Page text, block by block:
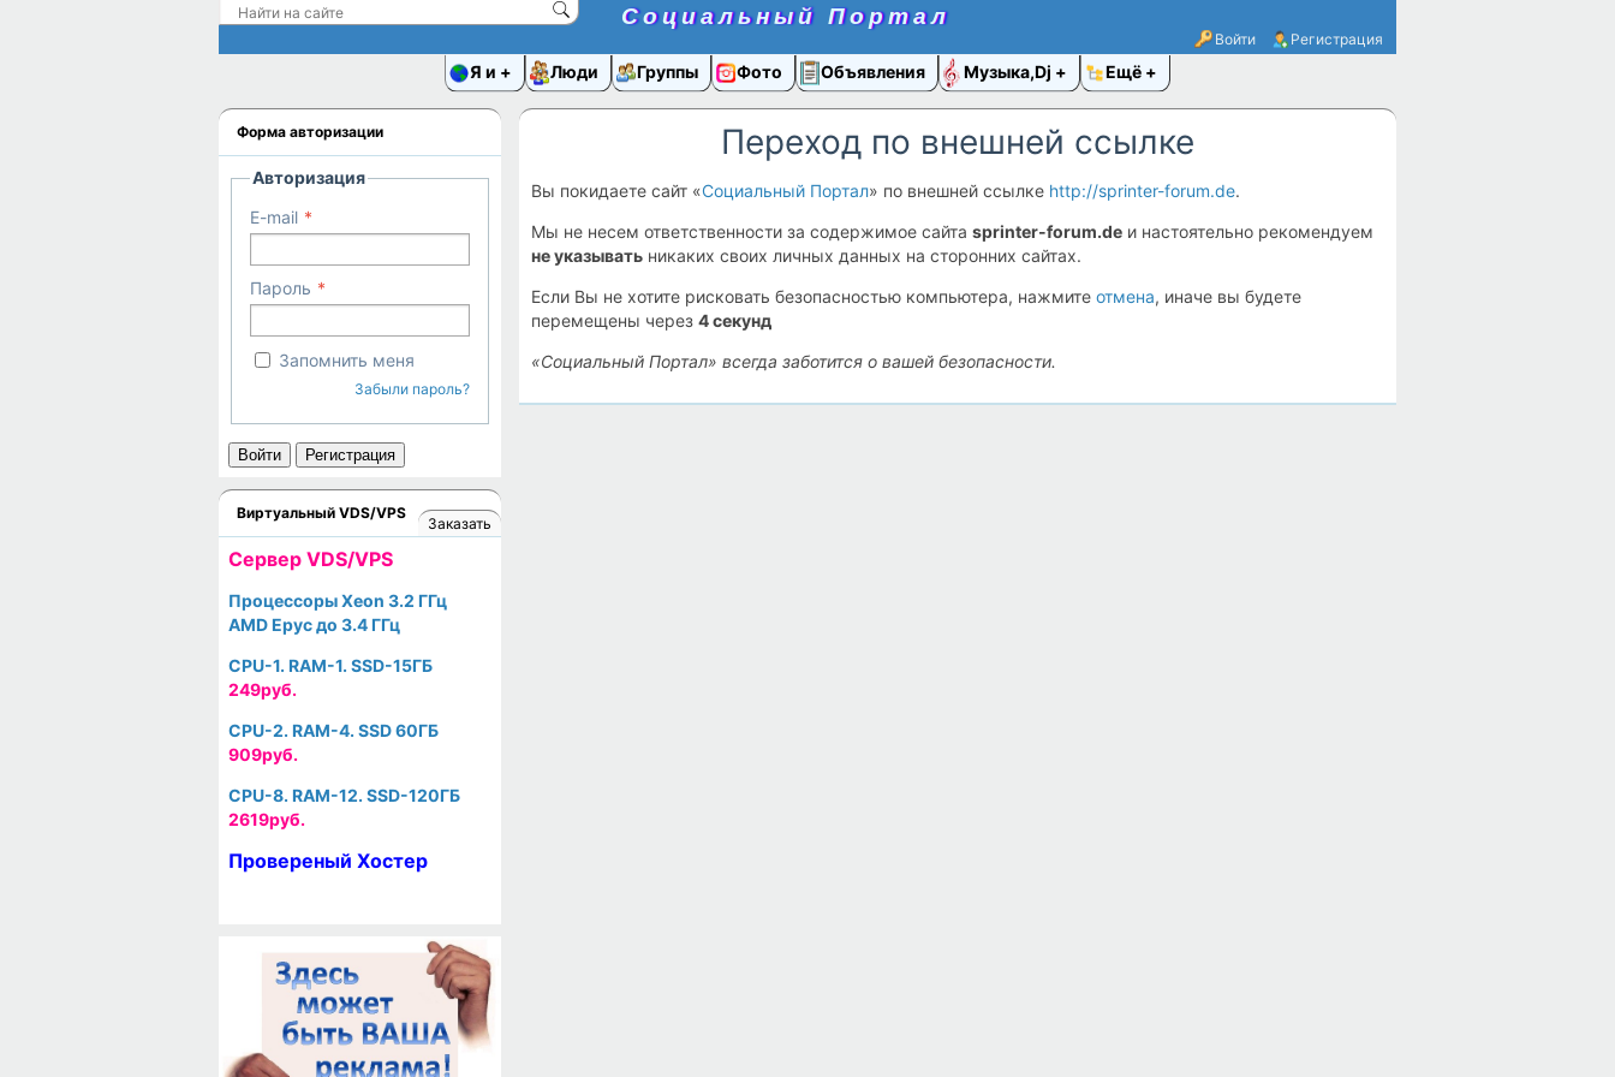
Социальный Портал
Войти Регистрация
Я и Люди Группы Фото Объявления Музыка,Dj Ещё
Переход по внешней ссылке
Вы покидаете сайт «Социальный Портал» по внешней ссылке http://sprinter-forum.de.
Мы не несем ответственности за содержимое сайта sprinter-forum.de и настоятельно рекомендуем
не указывать никаких своих личных данных на сторонних сайтах.
Если Вы не хотите рисковать безопасностью компьютера, нажмите отмена, иначе вы будете
перемещены через 4секунд
«Социальный Портал» всегда заботится о вашей безопасности.
Форма авторизации
Авторизация
E-mail
Пароль
Запомнить меня
Забыли пароль?
Войти Регистрация
Виртуальный VDS/VPS
Заказать
Cервер VDS/VPS
Процессоры Xeon 3.2 ГГц
AMD Epyc до 3.4 ГГц
CPU-1. RAM-1. SSD-15ГБ
249руб.
CPU-2. RAM-4. SSD 60ГБ
909руб.
CPU-8. RAM-12. SSD-120ГБ
2619руб.
Провереный Хостер